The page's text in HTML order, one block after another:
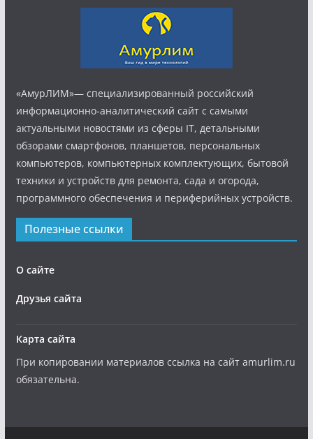
«АмурЛИМ»— специализированный российский
информационно-аналитический сайт с самыми
актуальными новостями из сферы IT, детальными
обзорами смартфонов, планшетов, персональных
компьютеров, компьютерных комплектующих, бытовой
техники и устройств для ремонта, сада и огорода,
программного обеспечения и периферийных устройств.
Полезные ссылки
О сайте
Друзья сайта
Карта сайта
При копировании материалов ссылка на сайт amurlim.ru
обязательна.